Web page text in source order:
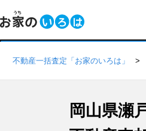
不動産一括査定「お家のいろは」
岡山県瀬